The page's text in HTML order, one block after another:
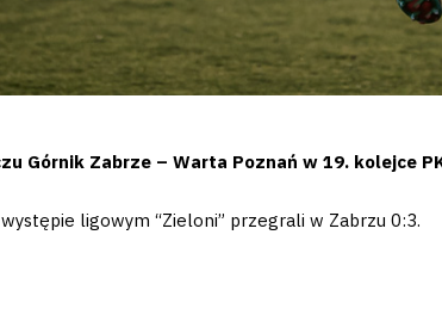
Górnik Zabrze – Warta Poznań w 19. kolejce
ligowym “Zieloni” przegrali w Zabrzu 0:3.